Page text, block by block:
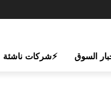
السوق ⚡شركات ناشئة